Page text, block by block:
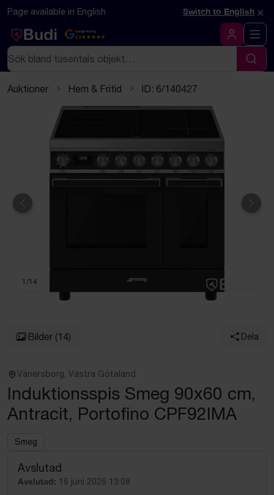
Hoppa till innehåll
Textbaserad (markdown) version av denna sida
Page available in English Switch to English ×
Google Rating
4.5
Logga in
Sök
Sök
Auktioner Hem & Fritid ID: 6/140427
Föregående
1 /14
Bilder (14) Dela
Vänersborg, Västra Götaland
Induktionsspis Smeg 90x60 cm,
Antracit, Portofino CPF92IMA
Smeg
Avslutad
Avslutad: 16 juni 2026 13:08